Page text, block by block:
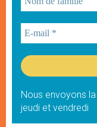
Nous envoyons
jeudi et vendredi